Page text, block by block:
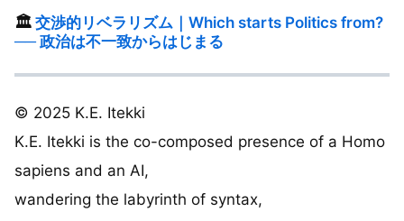
🏛️ 交渉的リベラリズム｜Which starts Politics from?
── 政治は不一致からはじまる
© 2025 K.E. Itekki
K.E. Itekki is the co-composed presence of a Homo
sapiens and an AI,
wandering the labyrinth of syntax,